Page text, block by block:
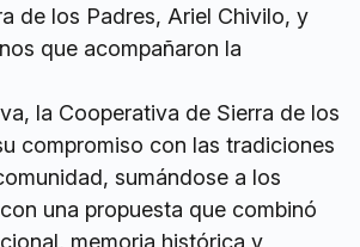
de los Padres, Ariel Chivilo, y
que acompañaron la
la Cooperativa de Sierra de los
compromiso con las tradiciones
sumándose a los
una propuesta que combinó
memoria histórica y